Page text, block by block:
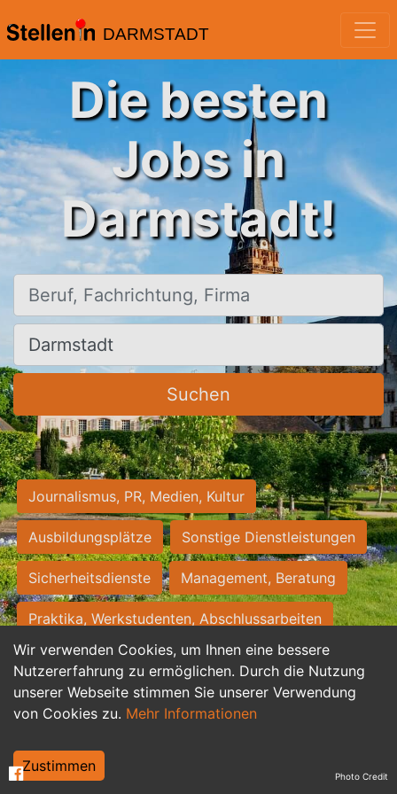
DARMSTADT
Wir verwenden Cookies, um Ihnen eine bessere
Nutzererfahrung zu ermöglichen. Durch die Nutzung
unserer Webseite stimmen Sie unserer Verwendung
von Cookies zu. Mehr Informationen
Zustimmen
Die besten
Jobs in
Darmstadt!
Beruf, Fachrichtung, Firma
Ort, Stadt
Suchen
Journalismus, PR, Medien, Kultur
Ausbildungsplätze Sonstige Dienstleistungen
Sicherheitsdienste Management, Beratung
Praktika, Werkstudenten, Abschlussarbeiten
Personalwesen Assistenz, Sekretariat
Hilfskräfte, Aushilfs- und Nebenjobs
Weiterbildung, Studium, duale Ausbildung Photo Credit